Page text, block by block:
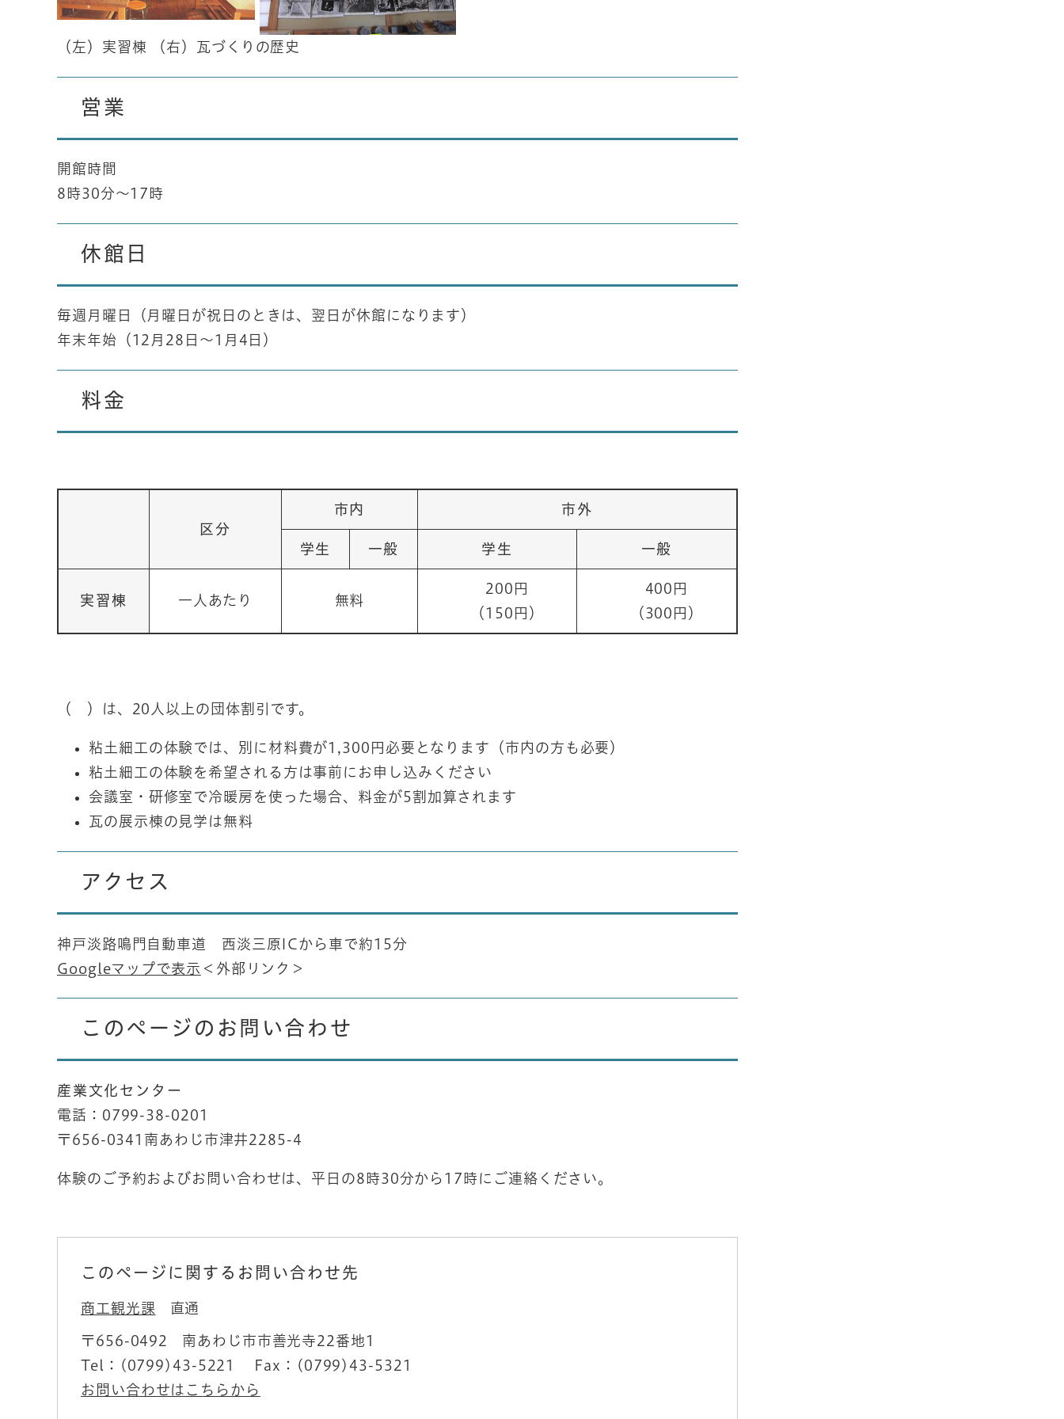
（左）実習棟 （右）瓦づくりの歴史
営業
開館時間
8時30分～17時
休館日
毎週月曜日（月曜日が祝日のときは、翌日が休館になります）
年末年始（12月28日～1月4日）
料金
区分
市内 市外
学生 一般 学生 一般
実習棟 一人あたり 無料
200円
（150円）
400円
（300円）
（ ）は、20人以上の団体割引です。
粘土細工の体験では、別に材料費が1,300円必要となります（市内の方も必要）
粘土細工の体験を希望される方は事前にお申し込みください
会議室・研修室で冷暖房を使った場合、料金が5割加算されます
瓦の展示棟の見学は無料
アクセス
神戸淡路鳴門自動車道 西淡三原ICから車で約15分
Googleマップで表示 ＜外部リンク＞
このページのお問い合わせ
産業文化センター
電話：0799-38-0201
〒656-0341南あわじ市津井2285-4
体験のご予約およびお問い合わせは、平日の8時30分から17時にご連絡ください。
このページに関するお問い合わせ先
商工観光課 直通
〒656-0492
南あわじ市市善光寺22番地1
Tel：(0799)43-5221
Fax：(0799)43-5321
お問い合わせはこちらから